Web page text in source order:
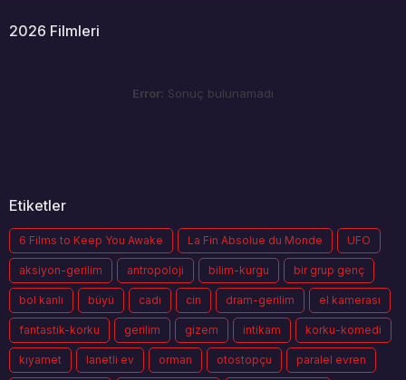
2026 Filmleri
Error: Sonuç bulunamadı
Etiketler
6 Films to Keep You Awake La Fin Absolue du Monde UFO
aksiyon-gerilim antropoloji bilim-kurgu bir grup genç
bol kanlı büyü cadı cin dram-gerilim el kamerası
fantastik-korku gerilim gizem intikam korku-komedi
kıyamet lanetli ev orman otostopçu paralel evren